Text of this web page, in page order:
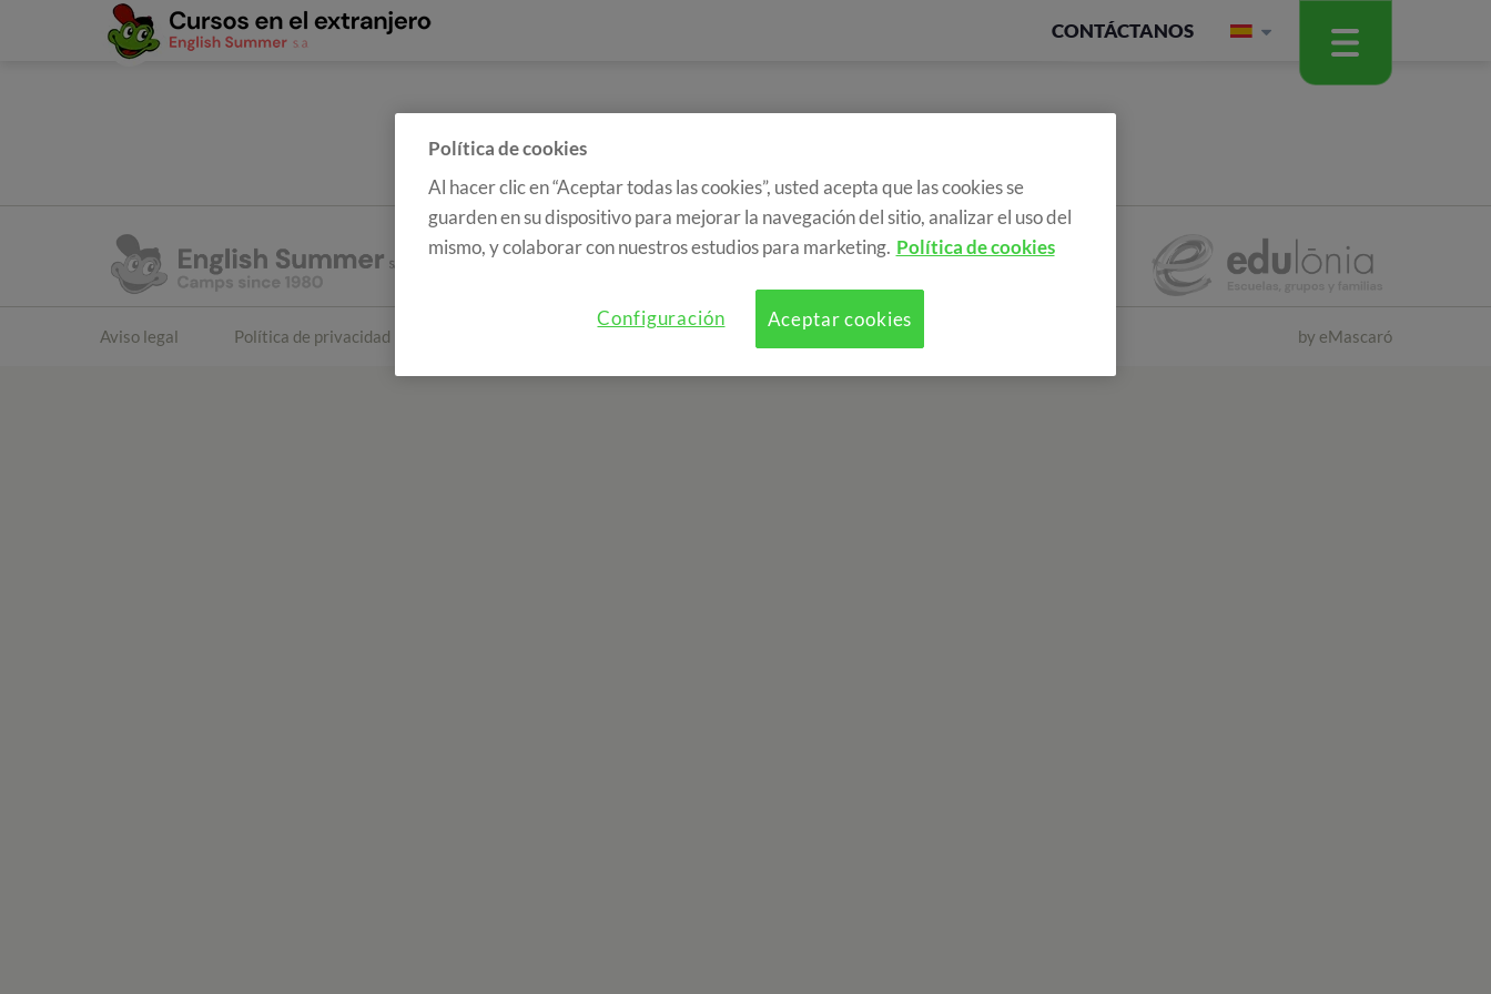
CONTÁCTANOS
Aviso legal Política de privacidad by eMascaró
Política de cookies
Al hacer clic en “Aceptar todas las cookies”, usted acepta que las cookies se
guarden en su dispositivo para mejorar la navegación del sitio, analizar el uso del
mismo, y colaborar con nuestros estudios para marketing. Política de cookies
Aceptar cookies
Configuración